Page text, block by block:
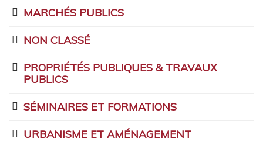
MARCHÉS PUBLICS
NON CLASSÉ
PROPRIÉTÉS PUBLIQUES & TRAVAUX
PUBLICS
SÉMINAIRES ET FORMATIONS
URBANISME ET AMÉNAGEMENT